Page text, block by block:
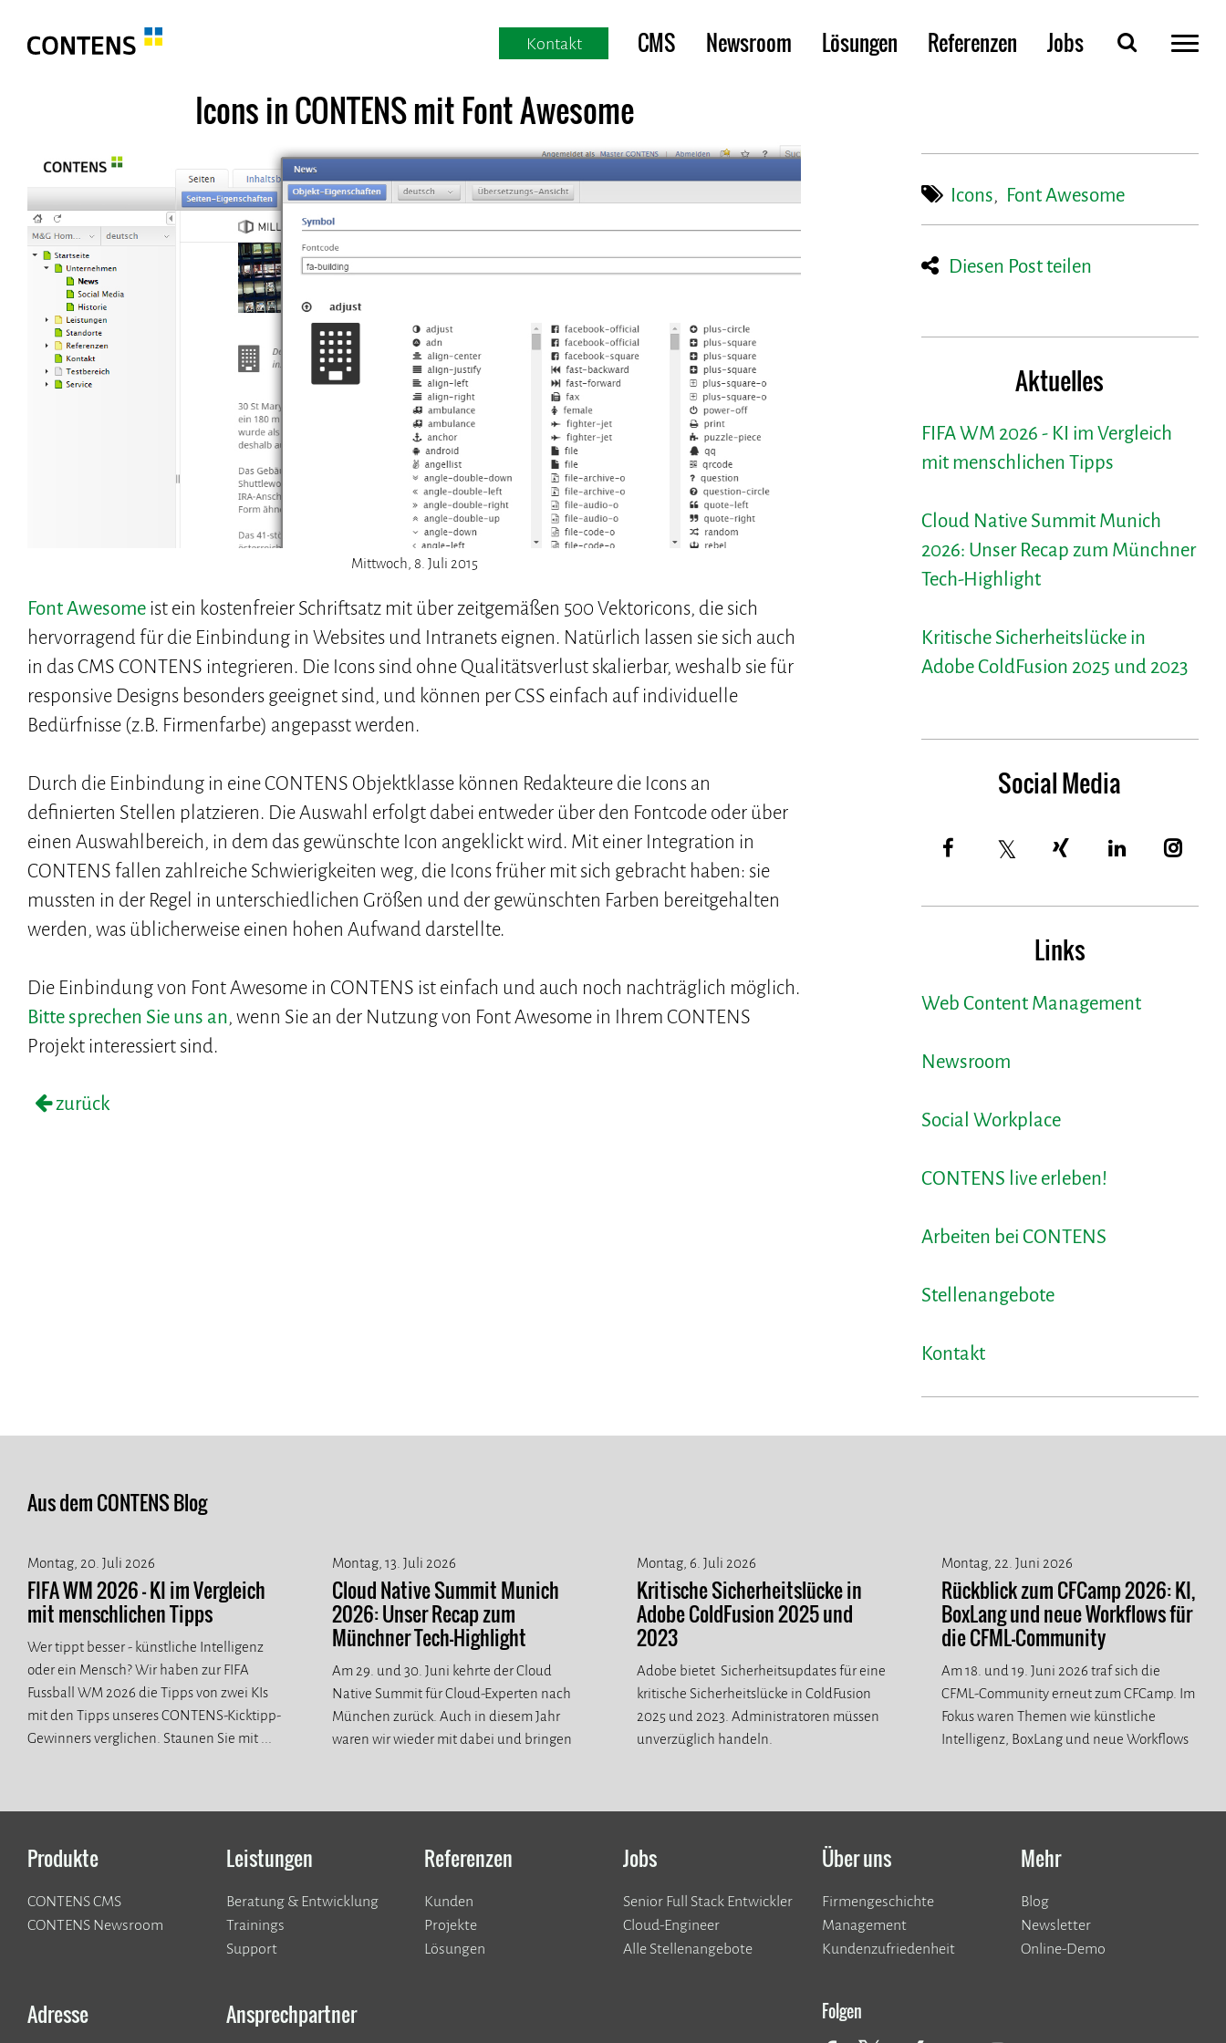
Kontakt CMS Newsroom Lösungen Referenzen Jobs
Icons in CONTENS mit Font Awesome
Mittwoch, 8. Juli 2015
Font Awesome ist ein kostenfreier Schriftsatz mit über zeitgemäßen 500 Vektoricons, die sich
hervorragend für die Einbindung in Websites und Intranets eignen. Natürlich lassen sie sich auch
in das CMS CONTENS integrieren. Die Icons sind ohne Qualitätsverlust skalierbar, weshalb sie für
responsive Designs besonders geeignet sind, und können per CSS einfach auf individuelle
Bedürfnisse (z.B. Firmenfarbe) angepasst werden.
Durch die Einbindung in eine CONTENS Objektklasse können Redakteure die Icons an
definierten Stellen platzieren. Die Auswahl erfolgt dabei entweder über den Fontcode oder über
einen Auswahlbereich, in dem das gewünschte Icon angeklickt wird. Mit einer Integration in
CONTENS fallen zahlreiche Schwierigkeiten weg, die Icons früher mit sich gebracht haben: sie
mussten in der Regel in unterschiedlichen Größen und der gewünschten Farben bereitgehalten
werden, was üblicherweise einen hohen Aufwand darstellte.
Die Einbindung von Font Awesome in CONTENS ist einfach und auch noch nachträglich möglich.
Bitte sprechen Sie uns an, wenn Sie an der Nutzung von Font Awesome in Ihrem CONTENS
Projekt interessiert sind.
zurück
Icons, Font Awesome
Diesen Post teilen
Aktuelles
FIFA WM 2026 - KI im Vergleich
mit menschlichen Tipps
Cloud Native Summit Munich
2026: Unser Recap zum Münchner
Tech-Highlight
Kritische Sicherheitslücke in
Adobe ColdFusion 2025 und 2023
Social Media
Links
Web Content Management
Newsroom
Social Workplace
CONTENS live erleben!
Arbeiten bei CONTENS
Stellenangebote
Kontakt
Aus dem CONTENS Blog
Montag, 20. Juli 2026
FIFA WM 2026 - KI im Vergleich
mit menschlichen Tipps
Wer tippt besser - künstliche Intelligenz
oder ein Mensch? Wir haben zur FIFA
Fussball WM 2026 die Tipps von zwei KIs
mit den Tipps unseres CONTENS-Kicktipp-
Gewinners verglichen. Staunen Sie mit ...
Montag, 13. Juli 2026
Cloud Native Summit Munich
2026: Unser Recap zum
Münchner Tech-Highlight
Am 29. und 30. Juni kehrte der Cloud
Native Summit für Cloud-Experten nach
München zurück. Auch in diesem Jahr
waren wir wieder mit dabei und bringen
Montag, 6. Juli 2026
Kritische Sicherheitslücke in
Adobe ColdFusion 2025 und
2023
Adobe bietet Sicherheitsupdates für eine
kritische Sicherheitslücke in ColdFusion
2025 und 2023. Administratoren müssen
unverzüglich handeln.
Montag, 22. Juni 2026
Rückblick zum CFCamp 2026: KI,
BoxLang und neue Workflows für
die CFML-Community
Am 18. und 19. Juni 2026 traf sich die
CFML-Community erneut zum CFCamp. Im
Fokus waren Themen wie künstliche
Intelligenz, BoxLang und neue Workflows
Produkte
CONTENS CMS
CONTENS Newsroom
Leistungen
Beratung & Entwicklung
Trainings
Support
Referenzen
Kunden
​​​​​​​Projekte
Lösungen
Jobs
Senior Full Stack Entwickler
Cloud-Engineer
Alle Stellenangebote
Über uns
Firmengeschichte
Management
Kundenzufriedenheit
Mehr
Blog
Newsletter
Online-Demo
Adresse Ansprechpartner Folgen